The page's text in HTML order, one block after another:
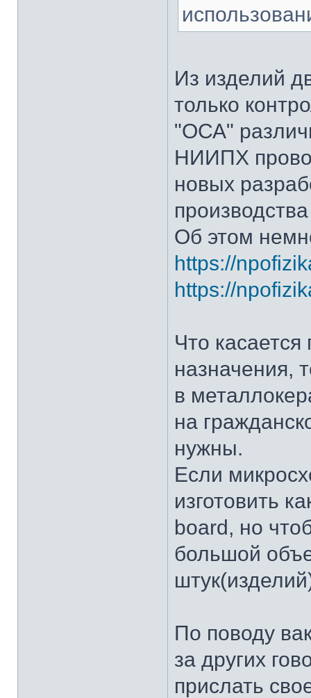
Из изделий
только
"ОСА"
НИИПХ
новых
Об этом
https://
https://
Что касается
назначения,
в
на
нужны.
Если
изготовить
board, но
большой
По поводу
за других
прислать